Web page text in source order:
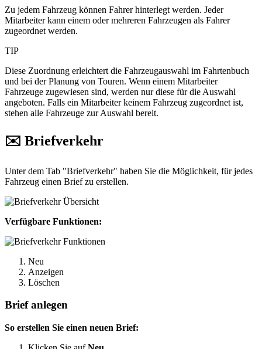
Zu jedem Fahrzeug können Fahrer hinterlegt werden. Jeder
Mitarbeiter kann einem oder mehreren Fahrzeugen als Fahrer
zugeordnet werden.
TIP
Diese Zuordnung erleichtert die Fahrzeugauswahl im Fahrtenbuch
und bei der Planung von Touren. Wenn einem Mitarbeiter
Fahrzeuge zugewiesen sind, werden nur diese für die Auswahl
angeboten. Falls ein Mitarbeiter keinem Fahrzeug zugeordnet ist,
stehen alle Fahrzeuge zur Auswahl bereit.
✉️ Briefverkehr
Unter dem Tab "Briefverkehr" haben Sie die Möglichkeit, für jedes
Fahrzeug einen Brief zu erstellen.
Verfügbare Funktionen:
Neu
Anzeigen
Löschen
Brief anlegen
So erstellen Sie einen neuen Brief: